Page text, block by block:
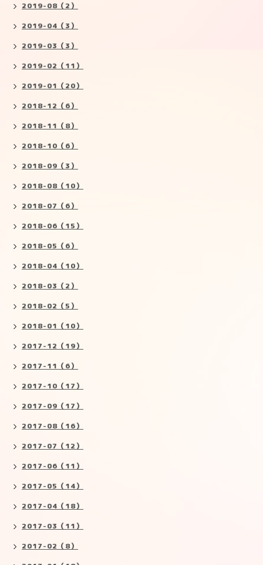
2019-08（2）
2019-04（3）
2019-03（3）
2019-02（11）
2019-01（20）
2018-12（6）
2018-11（8）
2018-10（6）
2018-09（3）
2018-08（10）
2018-07（6）
2018-06（15）
2018-05（6）
2018-04（10）
2018-03（2）
2018-02（5）
2018-01（10）
2017-12（19）
2017-11（6）
2017-10（17）
2017-09（17）
2017-08（16）
2017-07（12）
2017-06（11）
2017-05（14）
2017-04（18）
2017-03（11）
2017-02（8）